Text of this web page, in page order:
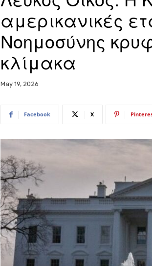
αμερικανικές
Νοημοσύνης
κλίμακα
May 19, 2026
Facebook X